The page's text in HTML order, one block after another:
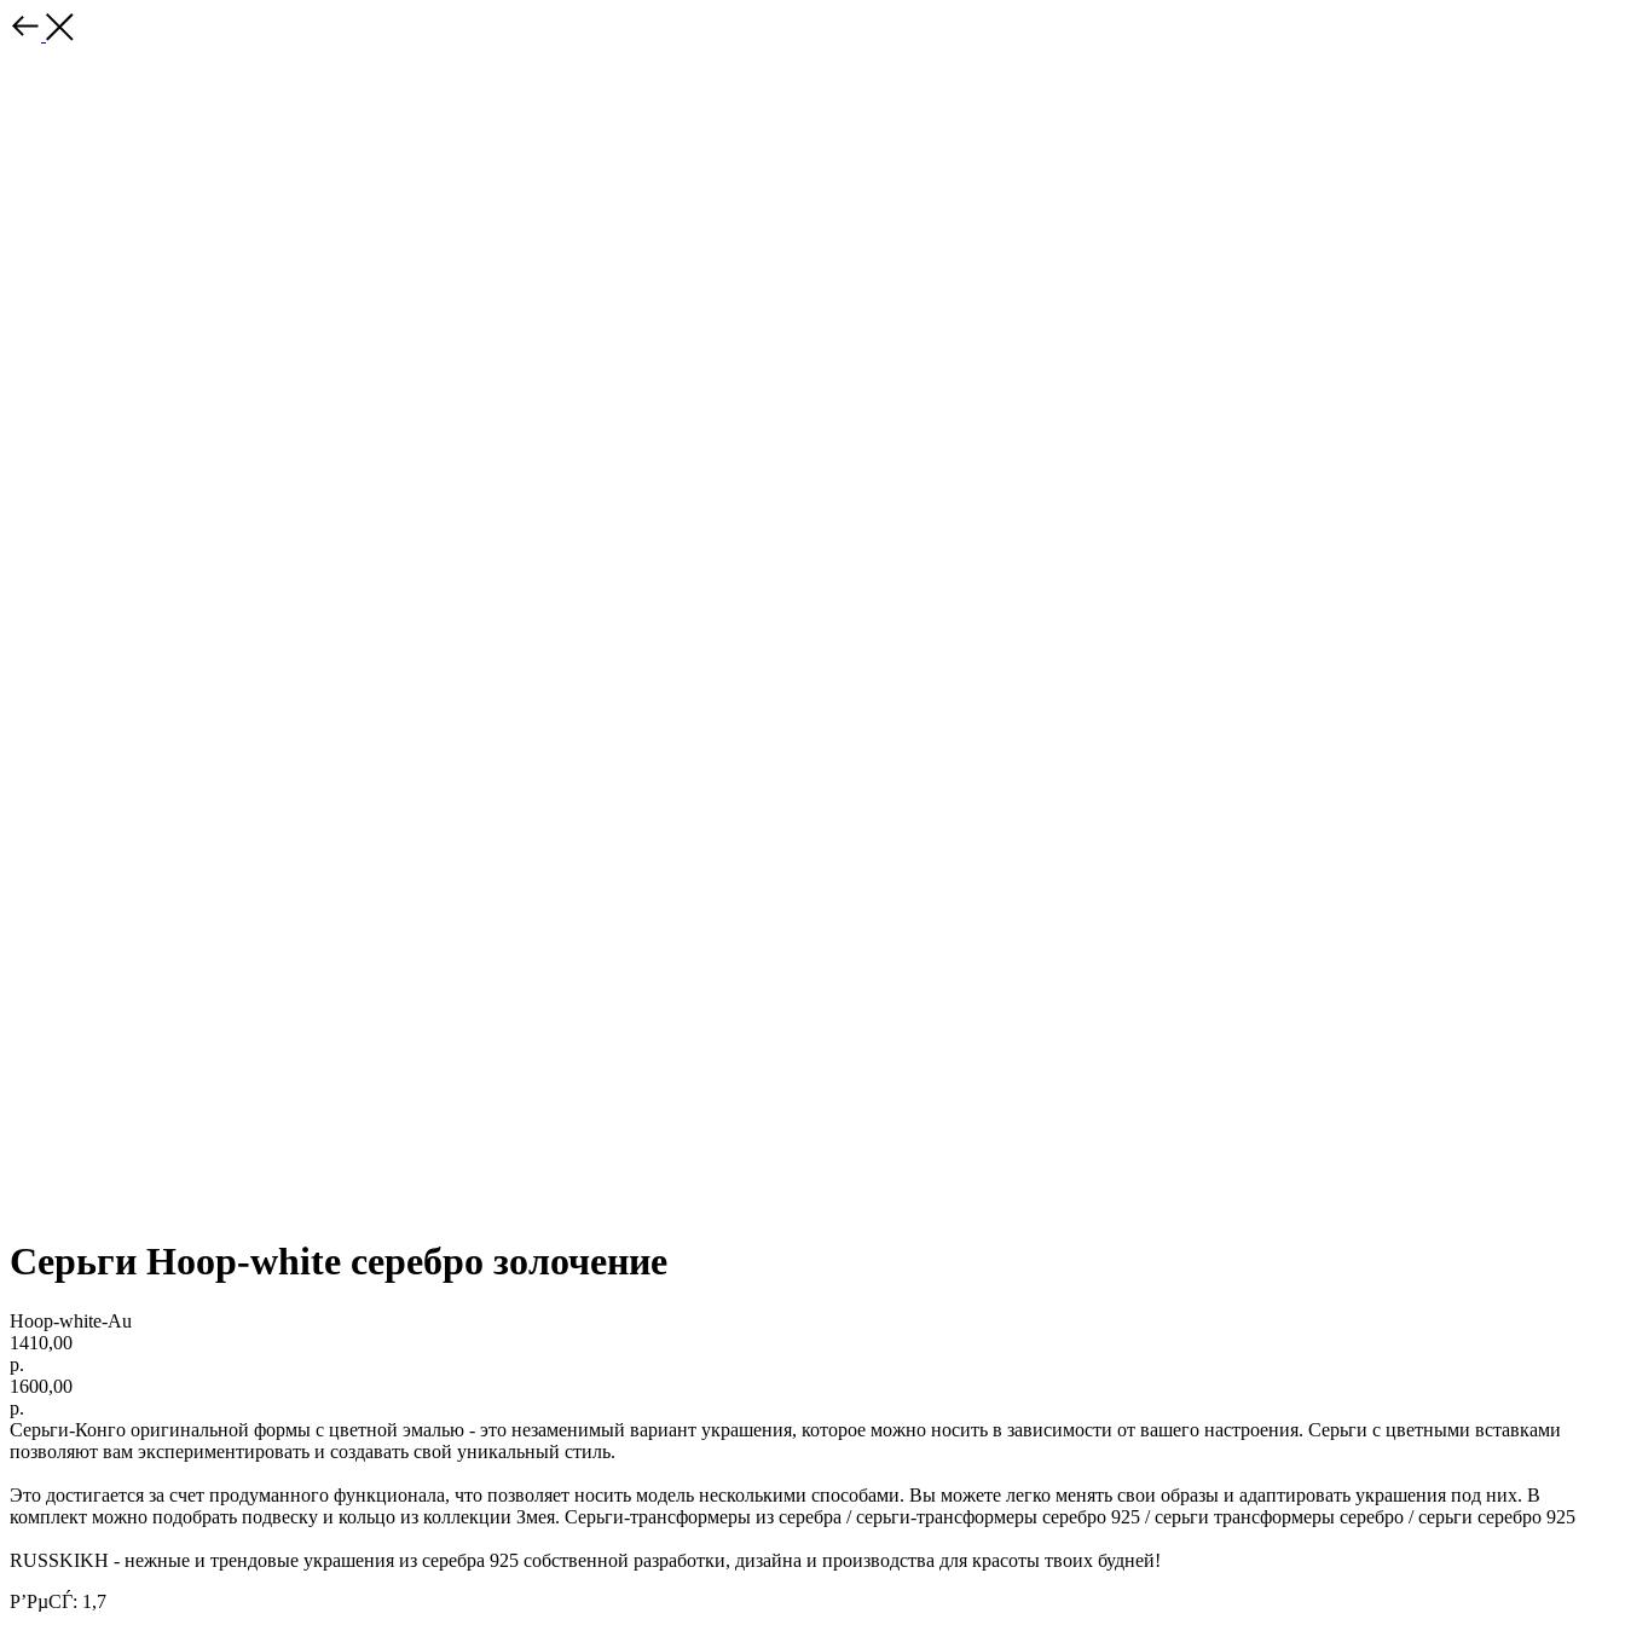
Серьги Hoop-white серебро золочение
Hoop-white-Au
1410,00
р.
1600,00
р.
Серьги-Конго оригинальной формы с цветной эмалью - это незаменимый вариант украшения, которое можно носить в зависимости от вашего настроения. Серьги с цветными вставками
позволяют вам экспериментировать и создавать свой уникальный стиль.
Это достигается за счет продуманного функционала, что позволяет носить модель несколькими способами. Вы можете легко менять свои образы и адаптировать украшения под них. В
комплект можно подобрать подвеску и кольцо из коллекции Змея. Серьги-трансформеры из серебра / серьги-трансформеры серебро 925 / серьги трансформеры серебро / серьги серебро 925
RUSSKIKH - нежные и трендовые украшения из серебра 925 собственной разработки, дизайна и производства для красоты твоих будней!
Р’РµСЃ: 1,7